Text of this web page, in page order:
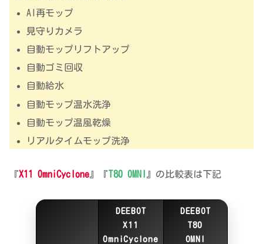
AI再モップ
見守りカメラ
自動モップリフトアップ
自動ゴミ回収
自動給水
自動モップ温水洗浄
自動モップ温風乾燥
リアルタイムモップ洗浄
『X11 OmniCyclone 』『T80 OMNI 』の比較表は下記
DEEBOT
X11
OmniCyclone
DEEBOT
T80
OMNI